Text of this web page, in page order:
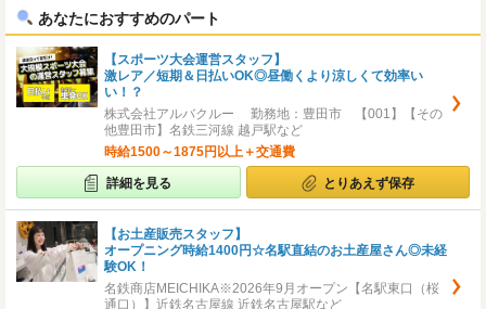
あなたにおすすめのパート
【スポーツ大会運営スタッフ】
激レア／短期＆日払いOK◎昼働くより涼しくて効率い
い！？
株式会社アルバクルー 勤務地：豊田市 【001】【その
他豊田市】名鉄三河線 越戸駅など
時給1500～1875円以上＋交通費
詳細を見る とりあえず保存
【お土産販売スタッフ】
オープニング時給1400円☆名駅直結のお土産屋さん◎未経
験OK！
名鉄商店MEICHIKA※2026年9月オープン【名駅東口（桜
通口）】近鉄名古屋線 近鉄名古屋駅など